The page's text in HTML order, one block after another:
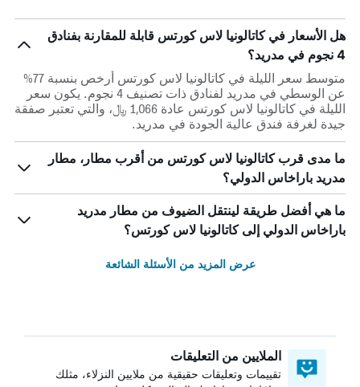
هل الأسعار في كاتالونيا لاس كورتس قابلة للمقارنة بفنادق
4 نجوم في مدريد؟
متوسط سعر الليلة في كاتالونيا لاس كورتس أرخص بنسبة 77%
عن الوسطي في مدريد لفنادق ذات تصنيف 4 نجوم. يكون سعر
الليلة في كاتالونيا لاس كورتس عادة 1,066 ﷼، والتي تعتبر صفقة
جيدة لغرفة فندق عالية الجودة في مدريد.
ما مدى قرب كاتالونيا لاس كورتس من أقرب مطار، مطار
مدريد باراخاس الدولي؟
ما هي أفضل طريقة لينتقل الضيوف من مطار مدريد
باراخاس الدولي إلى كاتالونيا لاس كورتس؟
عرض المزيد من الأسئلة الشائعة
الملايين من التعليقات
تقييمات وتعليقات حقيقية من ملايين النزلاء، مثلك